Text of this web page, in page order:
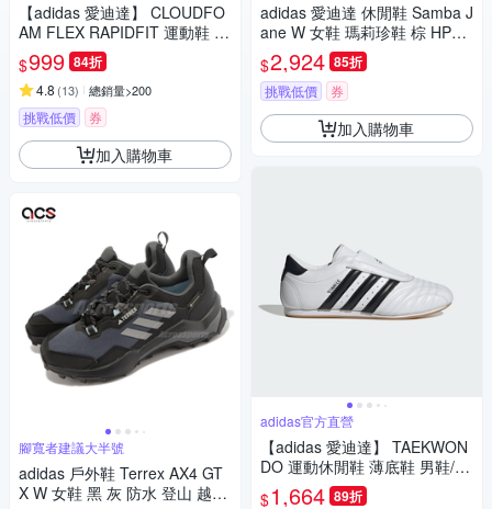
【adidas 愛迪達】 CLOUDFO
AM FLEX RAPIDFIT 運動鞋 男
鞋/女鞋 (多款任選)
$999 84折
4.8 (13) 總銷量>200
挑戰低價 券
加入購物車
腳寬者建議大半號
adidas 戶外鞋 Terrex AX4 GT
X W 女鞋 黑 灰 防水 登山 越野
adidas 愛迪達 休閒鞋 Samba J
ane W 女鞋 瑪莉珍鞋 棕 HP71
30
$2,924 85折
挑戰低價 券
加入購物車
adidas官方直營
【adidas 愛迪達】 TAEKWON
DO 運動休閒鞋 薄底鞋 男鞋/女
鞋 - Originals JQ4774
$1,664 89折